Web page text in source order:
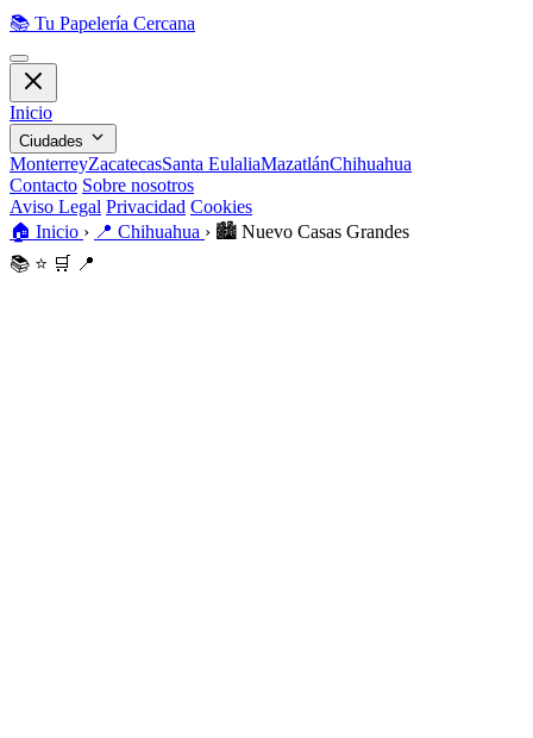
📚 Tu Papelería Cercana
Inicio
Ciudades
MonterreyZacatecasSanta EulaliaMazatlánChihuahua
Contacto Sobre nosotros
Aviso Legal Privacidad Cookies
🏠 Inicio › 📍 Chihuahua › 🏙️ Nuevo Casas Grandes
📚 ⭐ 🛒 📍